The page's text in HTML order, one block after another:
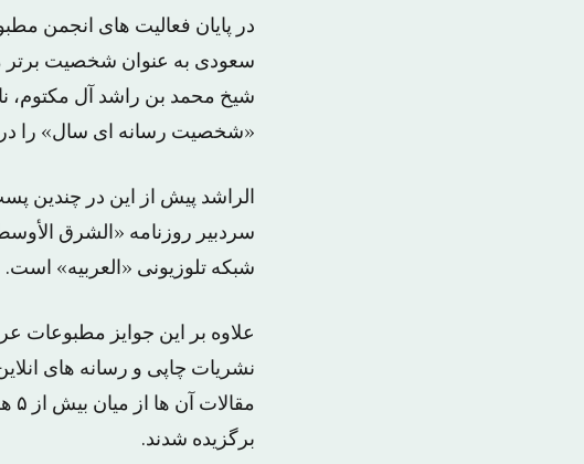
در پایان فعالیت های انجمن
سعودی به عنوان شخصیت برتر
شیخ محمد بن راشد آل مکتوم،
«شخصیت رسانه ای سال» را
الراشد پیش از این در چندین
سردبیر روزنامه «الشرق
شبکه تلوزیونی «العربیه» است.
نشریات چاپی و رسانه های
برگزیده شدند.